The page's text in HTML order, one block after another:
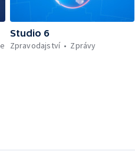
Studio 6
Zpravodajství
Zprávy